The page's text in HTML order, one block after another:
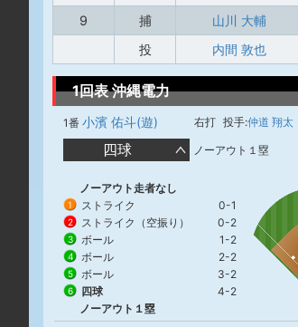
9
捕 山川 大輔
投
内間 敦也
1回表 沖縄電力
1番 小濱 佑斗(遊) 右打 投手:仲道 翔太
四球 ノーアウト１塁
ノーアウト走者なし
1 ストライク 0-1
2 ストライク（空振り） 0-2
3 ボール 1-2
4 ボール 2-2
5 ボール 3-2
6 四球
4-2
ノーアウト１塁